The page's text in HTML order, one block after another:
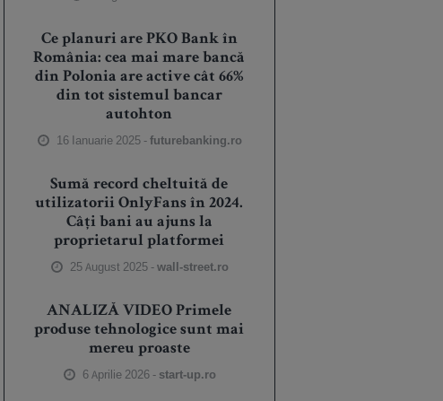
Ce planuri are PKO Bank în
România: cea mai mare bancă
din Polonia are active cât 66%
din tot sistemul bancar
autohton
16 Ianuarie 2025 -futurebanking.ro
Sumă record cheltuită de
utilizatorii OnlyFans în 2024.
Câți bani au ajuns la
proprietarul platformei
25 August 2025 -wall-street.ro
ANALIZĂ VIDEO Primele
produse tehnologice sunt mai
mereu proaste
6 Aprilie 2026 - start-up.ro